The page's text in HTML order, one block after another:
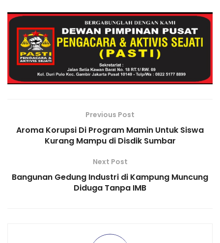
e
b
o
o
k
e
dI
n
p
e
gr
a
m
ts
A
p
p
l o
o
M
l
y
Li
n
ar
e
Previous Post
Aroma Korupsi Di Program Mamin Untuk Siswa
Kurang Mampu di Disdik Sumbar
Next Post
Bangunan Gedung Industri di Kampung Muncung
Diduga Tanpa IMB